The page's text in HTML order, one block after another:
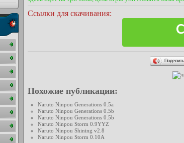
Ссылки для скачивания:
Похожие публикации:
Naruto Ninpou Generations 0.5a
Naruto Ninpou Generations 0.5b
Naruto Ninpou Generations 0.5b
Naruto Ninpou Storm 0.9YYZ
Naruto Ninpou Shining v2.8
Naruto Ninpou Storm 0.10A